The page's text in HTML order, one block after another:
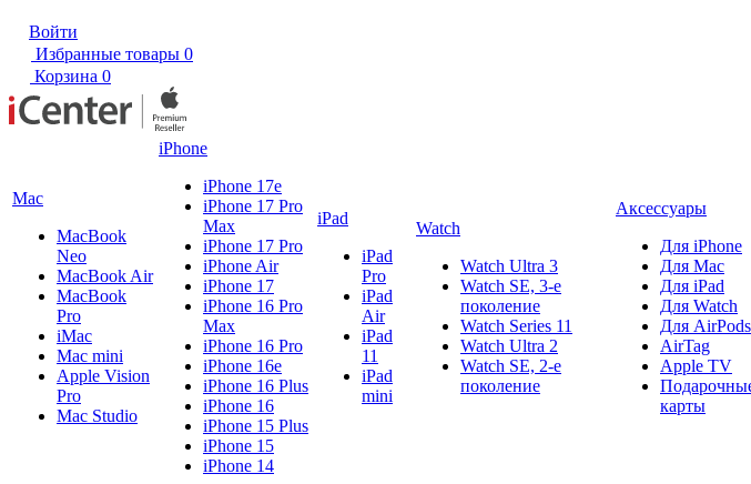
Войти
Избранные товары 0
Корзина 0
Mac
MacBook
Neo
MacBook Air
MacBook
Pro
iMac
Mac mini
Apple Vision
Pro
Mac Studio
iPhone
iPhone 17e
iPhone 17 Pro
Max
iPhone 17 Pro
iPhone Air
iPhone 17
iPhone 16 Pro
Max
iPhone 16 Pro
iPhone 16e
iPhone 16 Plus
iPhone 16
iPhone 15 Plus
iPhone 15
iPhone 14
iPad
iPad
Pro
iPad
Air
iPad
11
iPad
mini
Watch
Watch Ultra 3
Watch SE, 3-е
поколение
Watch Series 11
Watch Ultra 2
Watch SE, 2-е
поколение
Аксессуары
Для iPhone
Для Mac
Для iPad
Для Watch
Для AirPods
AirTag
Apple TV
карты